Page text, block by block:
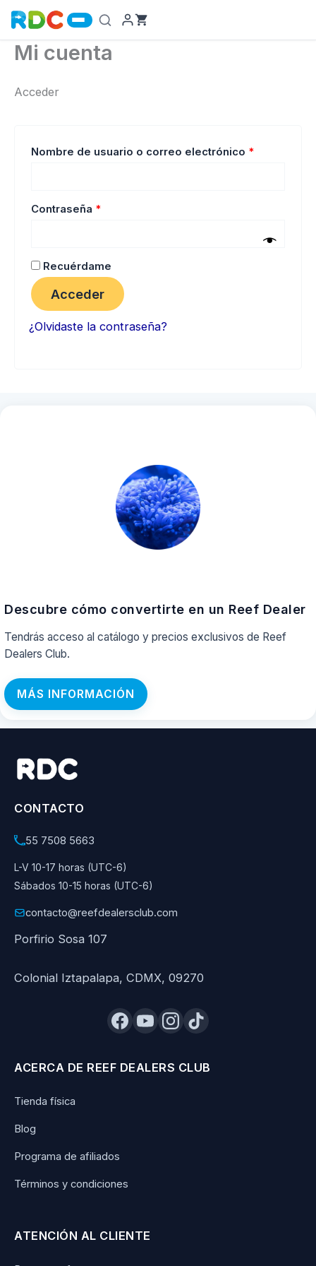
contenido
Mi cuenta
Acceder
Nombre de usuario o correo electrónico *
Contraseña *
Recuérdame
Acceder
¿Olvidaste la contraseña?
Descubre cómo convertirte en un Reef Dealer
Tendrás acceso al catálogo y precios exclusivos de Reef
Dealers Club.
MÁS INFORMACIÓN
CONTACTO
55 7508 5663
L-V 10-17 horas (UTC-6)
Sábados 10-15 horas (UTC-6)
contacto@reefdealersclub.com
Porfirio Sosa 107
Colonial Iztapalapa, CDMX, 09270
ACERCA DE REEF DEALERS CLUB
Tienda física
Blog
Programa de afiliados
Términos y condiciones
ATENCIÓN AL CLIENTE